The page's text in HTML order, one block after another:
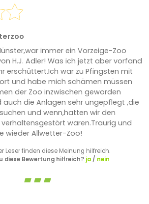
immer ein Vorzeige-Zoo
H.J. Adler! Was ich jetzt aber vorfand
erschüttert.Ich war zu Pfingsten mit
und habe mich schämen müssen
der Zoo inzwischen geworden
auch die Anlagen sehr ungepflegt ,die
und wenn,hatten wir den
waren.Traurig und
wieder Allwetter-Zoo!
Leser finden diese Meinung hilfreich.
diese Bewertung hilfreich? ja/ nein